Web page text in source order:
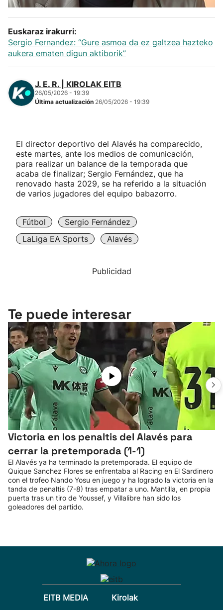
Carreras de montaña
"Helmuga"
Euskaraz irakurri:
Sergio Fernandez: “Gure asmoa da ez galtzea hazteko
aukera ematen digun aktiborik”
J. E. R. | KIROLAK EITB
26/05/2026 - 19:39
Última actualización 26/05/2026 - 19:39
El director deportivo del Alavés ha comparecido,
este martes, ante los medios de comunicación,
para realizar un balance de la temporada que
acaba de finalizar; Sergio Fernández, que ha
renovado hasta 2029, se ha referido a la situación
de varios jugadores del equipo babazorro.
Fútbol
Sergio Fernández
LaLiga EA Sports
Alavés
Publicidad
Te puede interesar
Victoria en los penaltis del Alavés para
cerrar la pretemporada (1-1)
El Alavés ya ha terminado la pretemporada. El equipo de
Quique Sanchez Flores se enfrentaba al Racing en El Sardinero
con el trofeo Nando Yosu en juego y ha logrado la victoria en la
tanda de penaltis (7-8) tras empatar a uno. Mantilla, en propia
puerta tras un tiro de Youssef, y Villalibre han sido los
goleadores del partido.
EITB MEDIA
Kirolak